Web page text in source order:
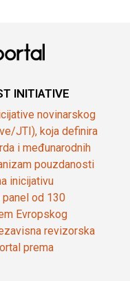
INITIATIVE
novinarskog
JTI), koja definira
i međunarodnih
pouzdanosti
inicijativu
panel od 130
Evropskog
revizorska
prema